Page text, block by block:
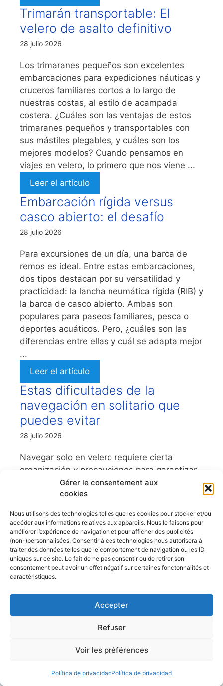
Gérer le consentement aux
cookies
Nous utilisons des technologies telles que les cookies pour stocker et/ou
accéder aux informations relatives aux appareils. Nous le faisons pour
améliorer l’expérience de navigation et pour afficher des publicités
(non-)personnalisées. Consentir à ces technologies nous autorisera à
traiter des données telles que le comportement de navigation ou les ID
uniques sur ce site. Le fait de ne pas consentir ou de retirer son
consentement peut avoir un effet négatif sur certaines fonctonnalités et
caractéristiques.
Accepter
Refuser
Voir les préférences
Política de privacidadPolítica de privacidad
Trimarán transportable: El
velero de asalto definitivo
28 julio 2026
Los trimaranes pequeños son excelentes
embarcaciones para expediciones náuticas y
cruceros familiares cortos a lo largo de
nuestras costas, al estilo de acampada
costera. ¿Cuáles son las ventajas de estos
trimaranes pequeños y transportables con
sus mástiles plegables, y cuáles son los
mejores modelos? Cuando pensamos en
viajes en velero, lo primero que nos viene ...
Leer el artículo
Embarcación rígida versus
casco abierto: el desafío
28 julio 2026
Para excursiones de un día, una barca de
remos es ideal. Entre estas embarcaciones,
dos tipos destacan por su versatilidad y
practicidad: la lancha neumática rígida (RIB) y
la barca de casco abierto. Ambas son
populares para paseos familiares, pesca o
deportes acuáticos. Pero, ¿cuáles son las
diferencias entre ellas y cuál se adapta mejor
...
Leer el artículo
Estas dificultades de la
navegación en solitario que
puedes evitar
28 julio 2026
Navegar solo en velero requiere cierta
organización y precauciones para garantizar
una travesía segura. Analicemos los desafíos
de navegar solo y consideremos algunos
Navegar solo en tu propio barco no es
exclusivo de los patrones de la Vendée
Globe. La navegación en solitario no se limita
a las ...
Leer el artículo
l'entretien de votre bateau,
accessibles depuis nos côtes.